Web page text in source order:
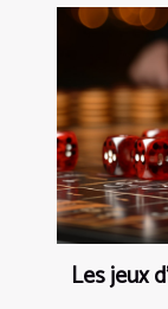
Les jeux